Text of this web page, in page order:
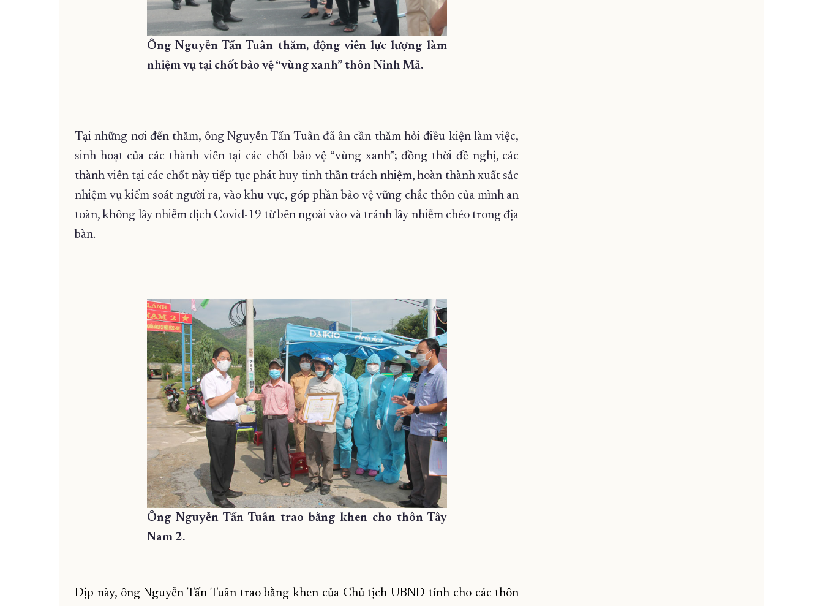
Ông Nguyễn Tấn Tuân thăm, động viên lực lượng làm
nhiệm vụ tại chốt bảo vệ “vùng xanh” thôn Ninh Mã.
Tại những nơi đến thăm, ông Nguyễn Tấn Tuân đã ân cần thăm hỏi điều kiện làm việc,
sinh hoạt của các thành viên tại các chốt bảo vệ “vùng xanh”; đồng thời đề nghị, các
thành viên tại các chốt này tiếp tục phát huy tinh thần trách nhiệm, hoàn thành xuất sắc
nhiệm vụ kiểm soát người ra, vào khu vực, góp phần bảo vệ vững chắc thôn của mình an
toàn, không lây nhiễm dịch Covid-19 từ bên ngoài vào và tránh lây nhiễm chéo trong địa
bàn.
Ông Nguyễn Tấn Tuân trao bằng khen cho thôn Tây
Nam 2.
Dịp này, ông Nguyễn Tấn Tuân trao bằng khen của Chủ tịch UBND tỉnh cho các thôn